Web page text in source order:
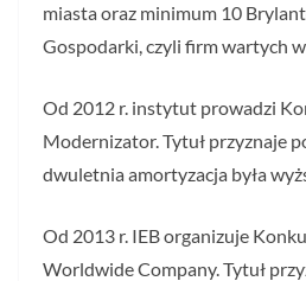
miasta oraz minimum 10
Gospodarki, czyli firm wartych
Od 2012 r. instytut prowadzi
Modernizator. Tytuł przyznaje
dwuletnia amortyzacja była
Od 2013 r. IEB organizuje
Worldwide Company. Tytuł